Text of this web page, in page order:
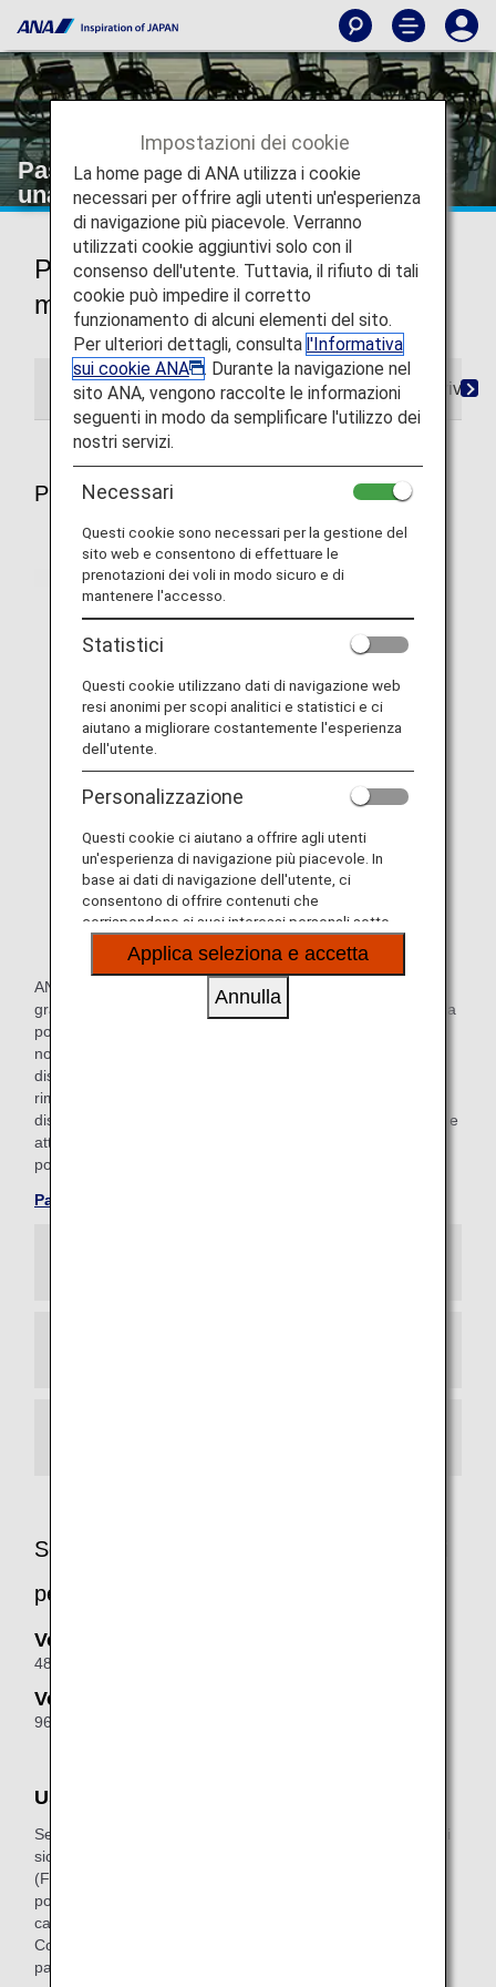
Passeggeri con difficoltà a mantenere
una posizione seduta
Passeggeri con difficoltà a
mantenere una posizione seduta
Prenotazioni In aeroporto A bordo Arrivo
Prenotazioni
ANA offre attrezzature di supporto per il busto a titolo
gratuito per i passeggeri che hanno difficoltà a mantenere la
posizione seduta a bordo. Al momento della prenotazione,
non esitare a consultare il banco ANA per i passeggeri con
disabilità. Inoltre, per i passeggeri che non possono
rimanere seduti e necessitano di viaggiare in posizione
distesa per l'intera durata del volo, incluse le fasi di decollo e
atterraggio, è disponibile il servizio di barella a bordo (letto
portatile).
Passeggeri che necessitano di una barella
Scadenze per la prenotazione dei supporti
per il busto
Voli nazionali in Giappone
48 ore prima della partenza
Voli internazionali
96 ore prima della partenza
Uso di dispositivi posturali propri a bordo
Seggiolini e imbracature CARES approvati dagli standard di
sicurezza giapponesi (MLIT), europei (ECE R44) o USA
(FMVSS N. 213)* sono utilizzabili a bordo come supporti
posturali. Potrebbe essere consentito anche l'utilizzo in
cabina di dispositivi di supporto personalizzati o su misura.
Comunica in anticipo i seguenti dettagli al banco ANA per i
passeggeri con disabilità. Siamo lieti di assisterti per
Impostazioni dei cookie
La home page di ANA utilizza i cookie
necessari per offrire agli utenti un'esperienza
di navigazione più piacevole. Verranno
utilizzati cookie aggiuntivi solo con il
consenso dell'utente. Tuttavia, il rifiuto di tali
cookie può impedire il corretto
funzionamento di alcuni elementi del sito.
Per ulteriori dettagli, consulta l'Informativa
sui cookie ANA
. Durante la navigazione nel
sito ANA, vengono raccolte le informazioni
seguenti in modo da semplificare l'utilizzo dei
nostri servizi.
Necessari
Questi cookie sono necessari per la gestione del
sito web e consentono di effettuare le
prenotazioni dei voli in modo sicuro e di
mantenere l'accesso.
Statistici
Questi cookie utilizzano dati di navigazione web
resi anonimi per scopi analitici e statistici e ci
aiutano a migliorare costantemente l'esperienza
dell'utente.
Personalizzazione
Questi cookie ci aiutano a offrire agli utenti
un'esperienza di navigazione più piacevole. In
base ai dati di navigazione dell'utente, ci
consentono di offrire contenuti che
corrispondono ai suoi interessi personali sotto
forma di siti web, e-mail, social media e pubblicità.
Applica seleziona e accetta
Annulla